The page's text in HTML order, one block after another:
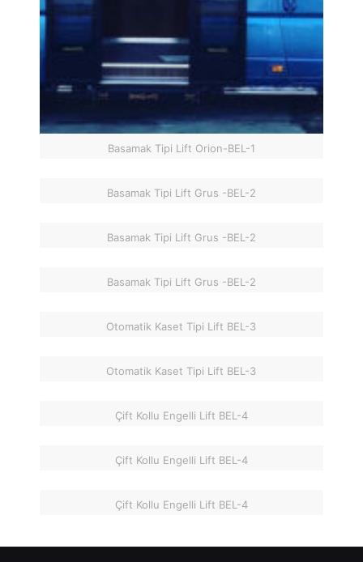
Basamak Tipi Lift Orion-BEL-1
Basamak Tipi Lift Grus -BEL-2
Basamak Tipi Lift Grus -BEL-2
Basamak Tipi Lift Grus -BEL-2
Otomatik Kaset Tipi Lift BEL-3
Otomatik Kaset Tipi Lift BEL-3
Çift Kollu Engelli Lift BEL-4
Çift Kollu Engelli Lift BEL-4
Çift Kollu Engelli Lift BEL-4